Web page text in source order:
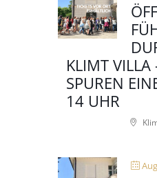
KLIMT VILLA
SPUREN
14 UHR